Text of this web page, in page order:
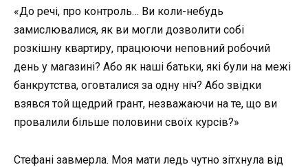
«До речі, про контроль… Ви коли-небудь
замислювалися, як ви могли дозволити собі
розкішну квартиру, працюючи неповний робочий
день у магазині? Або як наші батьки, які були на межі
банкрутства, оговталися за одну ніч? Або звідки
взявся той щедрий грант, незважаючи на те, що ви
провалили більше половини своїх курсів?»
Стефані завмерла. Моя мати ледь чутно зітхнула від